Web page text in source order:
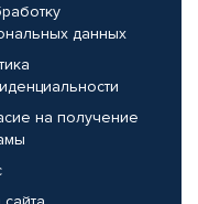
данных
на получение